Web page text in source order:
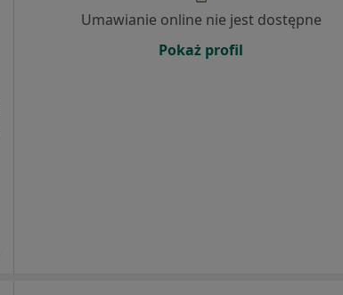
Umawianie online nie jest dostępne
Pokaż profil